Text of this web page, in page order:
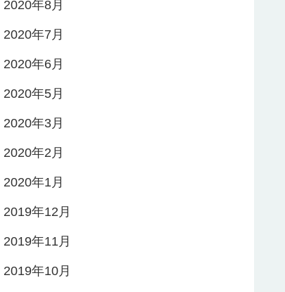
2020年8月
2020年7月
2020年6月
2020年5月
2020年3月
2020年2月
2020年1月
2019年12月
2019年11月
2019年10月